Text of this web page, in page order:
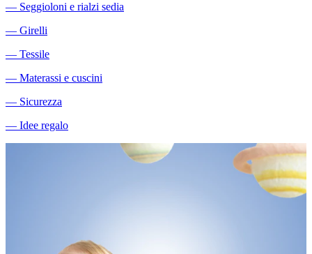
― Seggioloni e rialzi sedia
― Girelli
― Tessile
― Materassi e cuscini
― Sicurezza
― Idee regalo